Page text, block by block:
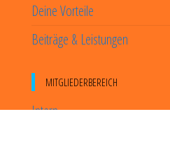
Deine Vorteile
Beiträge & Leistungen
MITGLIEDERBEREICH
Intern